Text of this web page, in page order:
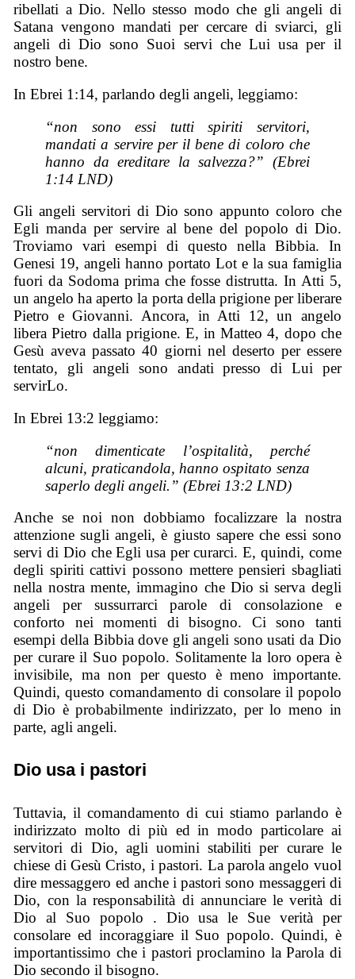
ribellati a Dio. Nello stesso modo che gli angeli di
Satana vengono mandati per cercare di sviarci, gli
angeli di Dio sono Suoi servi che Lui usa per il
nostro bene.
In Ebrei 1:14, parlando degli angeli, leggiamo:
“non sono essi tutti spiriti servitori,
mandati a servire per il bene di coloro che
hanno da ereditare la salvezza?” (Ebrei
1:14 LND)
Gli angeli servitori di Dio sono appunto coloro che
Egli manda per servire al bene del popolo di Dio.
Troviamo vari esempi di questo nella Bibbia. In
Genesi 19, angeli hanno portato Lot e la sua famiglia
fuori da Sodoma prima che fosse distrutta. In Atti 5,
un angelo ha aperto la porta della prigione per liberare
Pietro e Giovanni. Ancora, in Atti 12, un angelo
libera Pietro dalla prigione. E, in Matteo 4, dopo che
Gesù aveva passato 40 giorni nel deserto per essere
tentato, gli angeli sono andati presso di Lui per
servirLo.
In Ebrei 13:2 leggiamo:
“non dimenticate l’ospitalità, perché
alcuni, praticandola, hanno ospitato senza
saperlo degli angeli.” (Ebrei 13:2 LND)
Anche se noi non dobbiamo focalizzare la nostra
attenzione sugli angeli, è giusto sapere che essi sono
servi di Dio che Egli usa per curarci. E, quindi, come
degli spiriti cattivi possono mettere pensieri sbagliati
nella nostra mente, immagino che Dio si serva degli
angeli per sussurrarci parole di consolazione e
conforto nei momenti di bisogno. Ci sono tanti
esempi della Bibbia dove gli angeli sono usati da Dio
per curare il Suo popolo. Solitamente la loro opera è
invisibile, ma non per questo è meno importante.
Quindi, questo comandamento di consolare il popolo
di Dio è probabilmente indirizzato, per lo meno in
parte, agli angeli.
Dio usa i pastori
Tuttavia, il comandamento di cui stiamo parlando è
indirizzato molto di più ed in modo particolare ai
servitori di Dio, agli uomini stabiliti per curare le
chiese di Gesù Cristo, i pastori. La parola angelo vuol
dire messaggero ed anche i pastori sono messaggeri di
Dio, con la responsabilità di annunciare le verità di
Dio al Suo popolo . Dio usa le Sue verità per
consolare ed incoraggiare il Suo popolo. Quindi, è
importantissimo che i pastori proclamino la Parola di
Dio secondo il bisogno.